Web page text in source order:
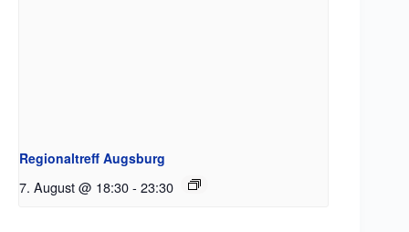
Regionaltreff Augsburg
7. August @ 18:30- 23:30